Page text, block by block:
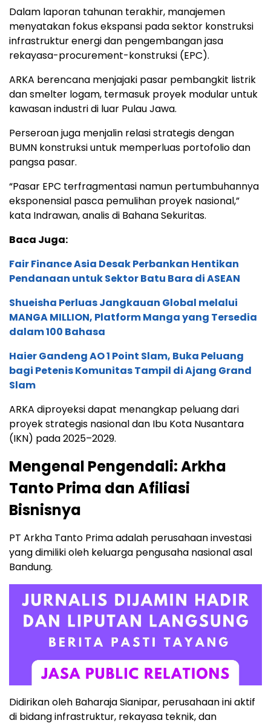
Dalam laporan tahunan terakhir, manajemen
menyatakan fokus ekspansi pada sektor konstruksi
infrastruktur energi dan pengembangan jasa
rekayasa-procurement-konstruksi (EPC).
ARKA berencana menjajaki pasar pembangkit listrik
dan smelter logam, termasuk proyek modular untuk
kawasan industri di luar Pulau Jawa.
Perseroan juga menjalin relasi strategis dengan
BUMN konstruksi untuk memperluas portofolio dan
pangsa pasar.
“Pasar EPC terfragmentasi namun pertumbuhannya
eksponensial pasca pemulihan proyek nasional,”
kata Indrawan, analis di Bahana Sekuritas.
Baca Juga:
Fair Finance Asia Desak Perbankan Hentikan
Pendanaan untuk Sektor Batu Bara di ASEAN
Shueisha Perluas Jangkauan Global melalui
MANGA MILLION, Platform Manga yang Tersedia
dalam 100 Bahasa
Haier Gandeng AO 1 Point Slam, Buka Peluang
bagi Petenis Komunitas Tampil di Ajang Grand
Slam
ARKA diproyeksi dapat menangkap peluang dari
proyek strategis nasional dan Ibu Kota Nusantara
(IKN) pada 2025–2029.
Mengenal Pengendali: Arkha
Tanto Prima dan Afiliasi
Bisnisnya
PT Arkha Tanto Prima adalah perusahaan investasi
yang dimiliki oleh keluarga pengusaha nasional asal
Bandung.
Didirikan oleh Baharaja Sianipar, perusahaan ini aktif
di bidang infrastruktur, rekayasa teknik, dan